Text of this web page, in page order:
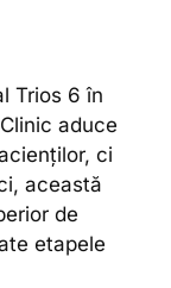
Trios 6 în
aduce
ci
această
de
etapele